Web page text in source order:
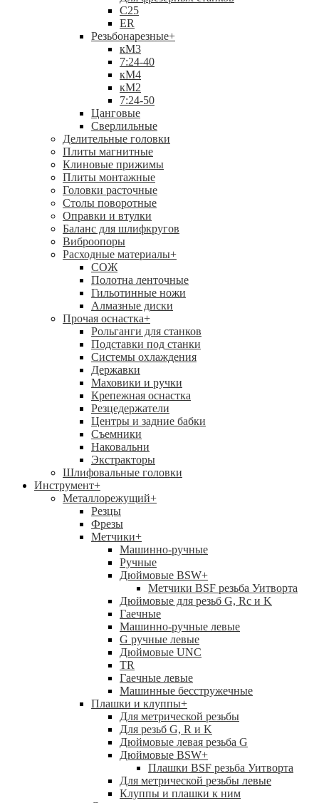
С25
ER
Резьбонарезные+
кМ3
7:24-40
кМ4
кМ2
7:24-50
Цанговые
Сверлильные
Делительные головки
Плиты магнитные
Клиновые прижимы
Плиты монтажные
Головки расточные
Столы поворотные
Оправки и втулки
Баланс для шлифкругов
Виброопоры
Расходные материалы+
СОЖ
Полотна ленточные
Гильотинные ножи
Алмазные диски
Прочая оснастка+
Рольганги для станков
Подставки под станки
Системы охлаждения
Державки
Маховики и ручки
Крепежная оснастка
Резцедержатели
Центры и задние бабки
Съемники
Наковальни
Экстракторы
Шлифовальные головки
Инструмент+
Металлорежущий+
Резцы
Фрезы
Метчики+
Машинно-ручные
Ручные
Дюймовые BSW+
Метчики BSF резьба Уитворта
Дюймовые для резьб G, Rc и K
Гаечные
Машинно-ручные левые
G ручные левые
Дюймовые UNC
TR
Гаечные левые
Машинные бесстружечные
Плашки и клуппы+
Для метрической резьбы
Для резьб G, R и K
Дюймовые левая резьба G
Дюймовые BSW+
Плашки BSF резьба Уитворта
Для метрической резьбы левые
Клуппы и плашки к ним